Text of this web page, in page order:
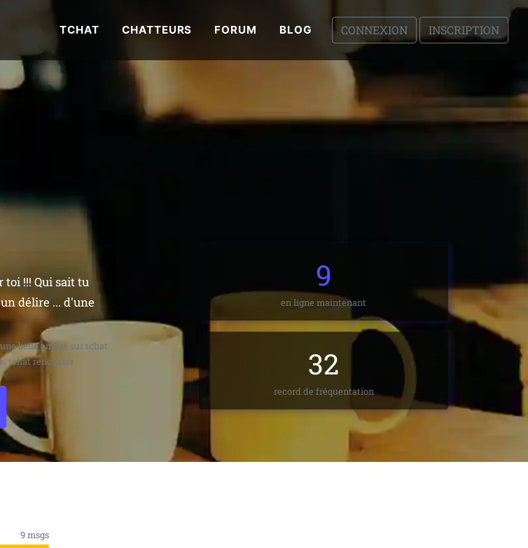
TCHAT CHATTEURS FORUM BLOG CONNEXION INSCRIPTION
toi !!! Qui sait tu
délire ... d'une
belle amitié sur tchat
tchat rencontre
9
en ligne maintenant
32
record de fréquentation
9 msgs